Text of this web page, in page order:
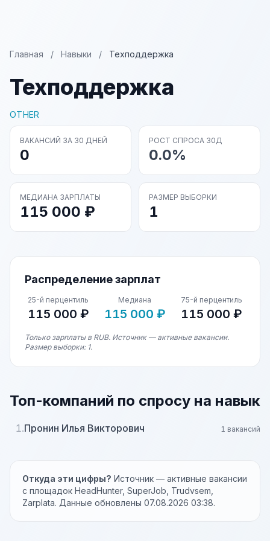
Главная / Навыки / Техподдержка
Техподдержка
OTHER
ВАКАНСИЙ ЗА 30 ДНЕЙ
0
РОСТ СПРОСА 30Д
0.0%
МЕДИАНА ЗАРПЛАТЫ
115 000 ₽
РАЗМЕР ВЫБОРКИ
1
Распределение зарплат
25-й перцентиль
115 000 ₽
Медиана
115 000 ₽
75-й перцентиль
115 000 ₽
Только зарплаты в RUB. Источник — активные вакансии.
Размер выборки: 1.
Топ-компаний по спросу на навык
1.Пронин Илья Викторович 1 вакансий
Откуда эти цифры? Источник — активные вакансии
с площадок HeadHunter, SuperJob, Trudvsem,
Zarplata. Данные обновлены 07.08.2026 03:38.